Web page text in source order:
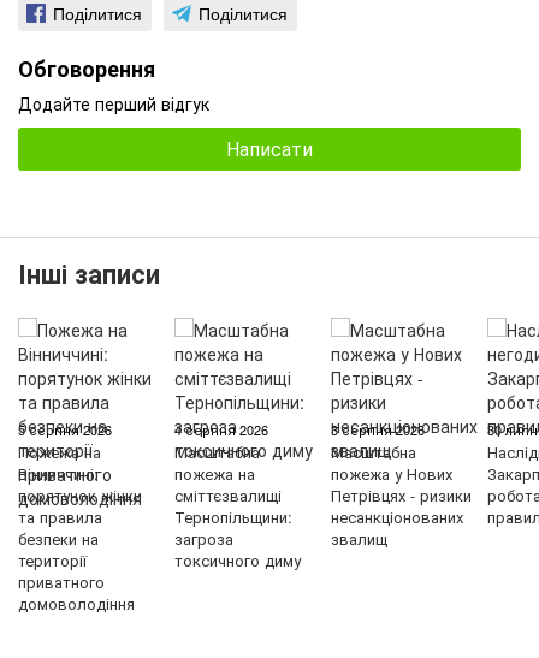
Поділитися Поділитися
Обговорення
Додайте перший відгук
Написати
Інші записи
5 серпня 2026
Пожежа на
Вінниччині:
порятунок жінки
та правила
безпеки на
території
приватного
домоволодіння
4 серпня 2026
Масштабна
пожежа на
сміттєзвалищі
Тернопільщини:
загроза
токсичного диму
3 серпня 2026
Масштабна
пожежа у Нових
Петрівцях - ризики
несанкціонованих
звалищ
30